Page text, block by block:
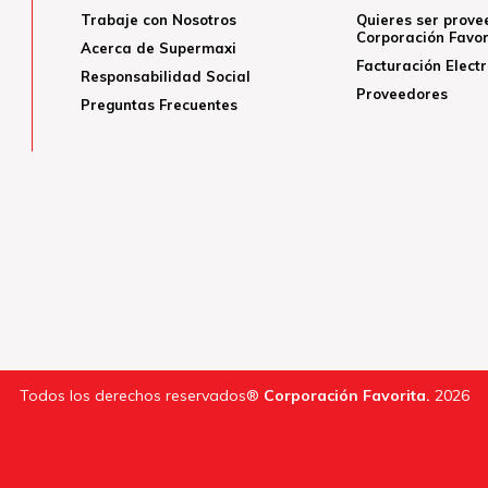
Trabaje con Nosotros
Acerca de Supermaxi
Responsabilidad Social
Preguntas Frecuentes
Quieres ser
Corporación
Facturación
Proveedores
Todos los derechos reservados® Corporación Favorita. 2026